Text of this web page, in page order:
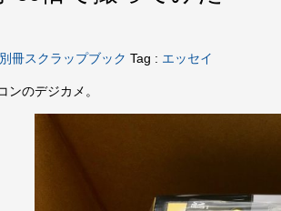
別冊スクラップブック Tag : エッセイ
ンのデジカメ。